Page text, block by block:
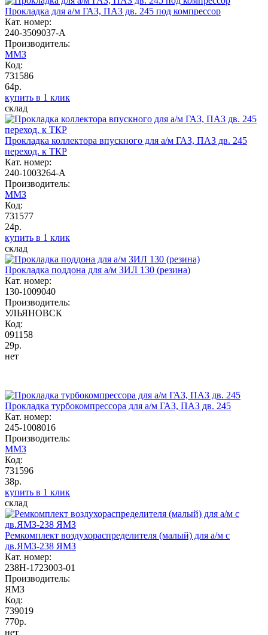
Прокладка для а/м ГАЗ, ПАЗ дв. 245 под компрессор
Кат. номер:
240-3509037-А
Производитель:
ММЗ
Код:
731586
64р.
купить в 1 клик
склад
Прокладка коллектора впускного для а/м ГАЗ, ПАЗ дв. 245
переход. к ТКР
Кат. номер:
240-1003264-А
Производитель:
ММЗ
Код:
731577
24р.
купить в 1 клик
склад
Прокладка поддона для а/м ЗИЛ 130 (резина)
Кат. номер:
130-1009040
Производитель:
УЛЬЯНОВСК
Код:
091158
29р.
нет
Прокладка турбокомпрессора для а/м ГАЗ, ПАЗ дв. 245
Кат. номер:
245-1008016
Производитель:
ММЗ
Код:
731596
38р.
купить в 1 клик
склад
Ремкомплект воздухораспределителя (малый) для а/м с
дв.ЯМЗ-238 ЯМЗ
Кат. номер:
238Н-1723003-01
Производитель:
ЯМЗ
Код:
739019
770р.
нет